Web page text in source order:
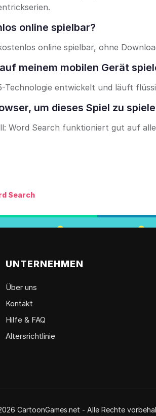
online spielbar?
online spielbar, ohne
meinem mobilen Gerät
Technologie entwickelt und läuft
um dieses Spiel zu
Word Search funktioniert gut auf
Search
UNTERNEHMEN
Über uns
Kontakt
Hilfe & FAQ
Altersrichtlinie
CartoonGames.net - Alle Rechte